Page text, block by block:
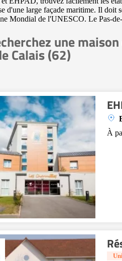
d'une large façade maritime. Il
Mondial de l'UNESCO. Le Pas-
une
Calais (62)
À